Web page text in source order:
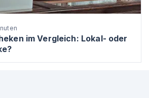
im Vergleich: Lokal- oder